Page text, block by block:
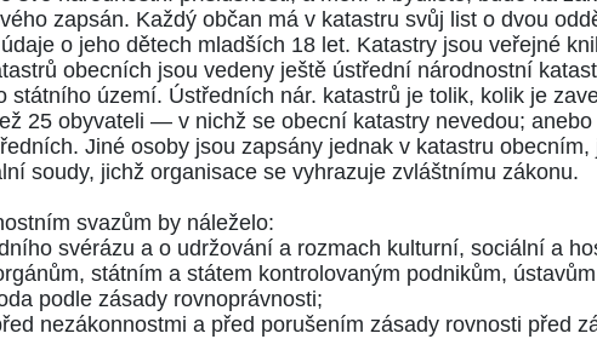
zapsán. Každý občan má v katastru svůj list o dvou
o jeho dětech mladších 18 let. Katastry jsou veřejné
obecních jsou vedeny ještě ústřední národnostní
území. Ústředních nár. katastrů je tolik, kolik je
25 obyvateli — v nichž se obecní katastry nevedou;
Jiné osoby jsou zapsány jednak v katastru
soudy, jichž organisace se vyhrazuje zvláštnímu zákonu.
svazům by náleželo:
svérázu a o udržování a rozmach kulturní, sociální a
státním a státem kontrolovaným podnikům,
podle zásady rovnoprávnosti;
nezákonnostmi a před porušením zásady rovnosti před